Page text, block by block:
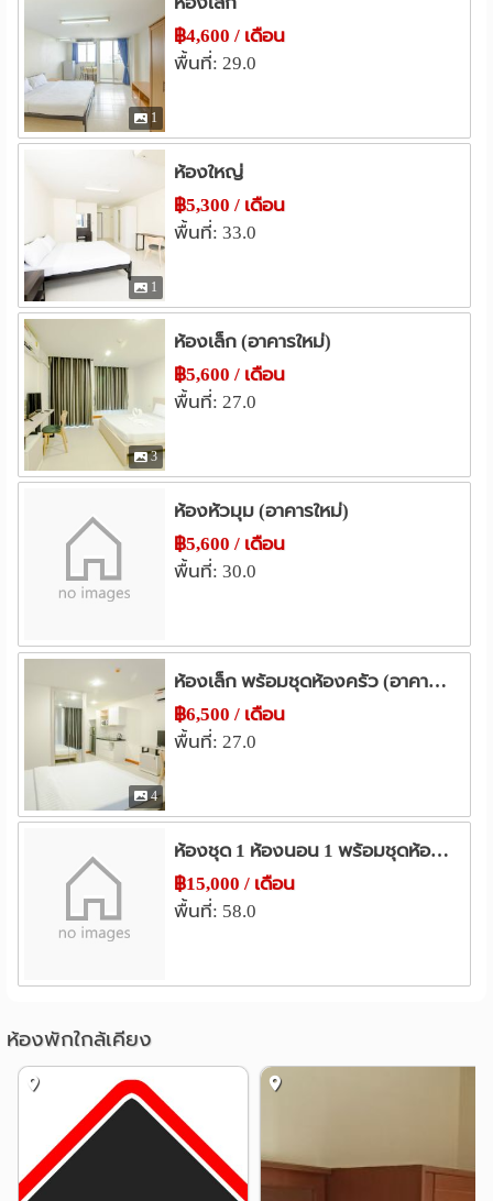
of the property.
Several of our amenities include parking, a convenient
store, a fitness room, a salon, washers, dry-cleaning
services, and various street foods.
Min Residence is located in the heart of Minburi, a home
to leading businesses, famous attractions and top-rated
department stores in the east side of Bangkok.
We are located approximately 30 minutes from
Suvarnabhumi Airport.
0.4 กม. จตุจักร 2 มีนบุรี
ตลาดมีนบุรี 0.9 กม. เทสโก้โลตัส(มีนบุรี)
โลตัส สุขาภิบาล 3 1.0 กม.
ตลาดน้ำขวัญ-เรียม
โรงพยาบาล
0.4 กม. รพ.เสรีรักษ์
รพ.รามคำแหง 2 2.9 กม.
รพ.นพรัตนราชธานี 3.6 กม.
อื่นๆ
แยกเมืองมีน
นิคมอุตสาหกรรมบางชัน 2.1 กม.
สวนสยาม 3.0 กม. บางกอกเวิลด์
สำนักงานเขตคันนายาว 4.4 กม.
1
฿4,600 / เดือน
พื้นที่: 29.0
1
ห้องใหญ่
฿5,300 / เดือน
พื้นที่: 33.0
3
ห้องเล็ก (อาคารใหม่)
฿5,600 / เดือน
พื้นที่: 27.0
ห้องหัวมุม (อาคารใหม่)
฿5,600 / เดือน
พื้นที่: 30.0
4
ห้องเล็ก พร้อมชุดห้องครัว (อาคารใหม่)
฿6,500 / เดือน
พื้นที่: 27.0
ห้องชุด 1 ห้องนอน 1 พร้อมชุดห้องครัว
฿15,000 / เดือน
พื้นที่: 58.0
ห้องพักใกล้เคียง